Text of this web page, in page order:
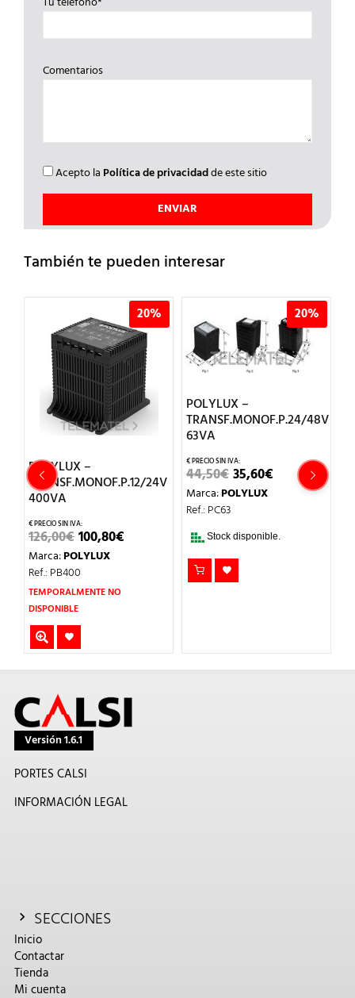
Comentarios
Acepto la Política de privacidadde este sitio
También te pueden interesar
20%
POLYLUX –
TRANSF.MONOF.P.12/24V
400VA
126,00€EL
PRECIO
ORIGINAL
ERA:
126,00€.
100,80€
Marca:POLYLUX
Ref.: PB400
TEMPORALMENTE NO
DISPONIBLE
20%
POLYLUX –
TRANSF.MONOF.P.24/48V
63VA
44,50€EL
PRECIO
ORIGINAL
35,60€ PRECIO
ACTUAL
Marca:POLYLUX
Ref.: PC63
Stock disponible.
Versión 1.6.1
PORTES CALSI
INFORMACIÓN LEGAL
SECCIONES
Inicio
Contactar
Tienda
Mi cuenta